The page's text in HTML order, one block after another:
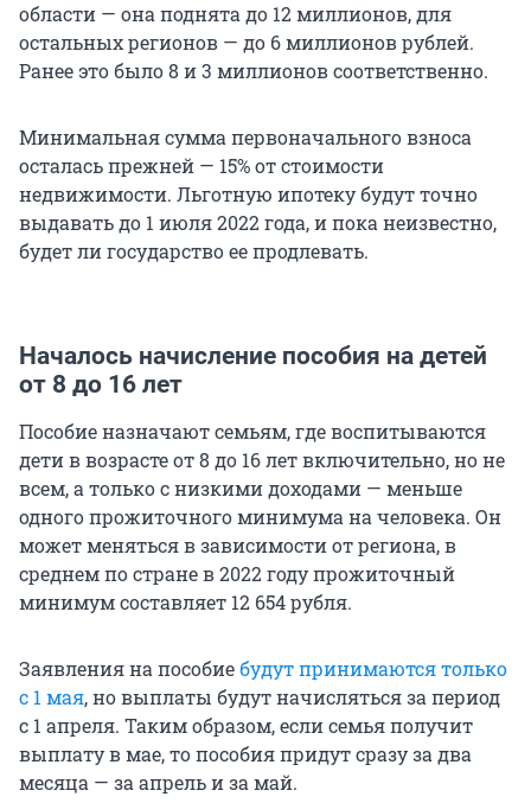
области — она поднята до 12 миллионов, для
остальных регионов — до 6 миллионов рублей.
Ранее это было 8 и 3 миллионов соответственно.
Минимальная сумма первоначального взноса
осталась прежней — 15% от стоимости
недвижимости. Льготную ипотеку будут точно
выдавать до 1 июля 2022 года, и пока неизвестно,
будет ли государство ее продлевать.
Началось начисление пособия на детей
от 8 до 16 лет
Пособие назначают семьям, где воспитываются
дети в возрасте от 8 до 16 лет включительно, но не
всем, а только с низкими доходами — меньше
одного прожиточного минимума на человека. Он
может меняться в зависимости от региона, в
среднем по стране в 2022 году прожиточный
минимум составляет 12 654 рубля.
Заявления на пособиебудут принимаются только
с 1 мая, но выплаты будут начисляться за период
с 1 апреля. Таким образом, если семья получит
выплату в мае, то пособия придут сразу за два
месяца — за апрель и за май.